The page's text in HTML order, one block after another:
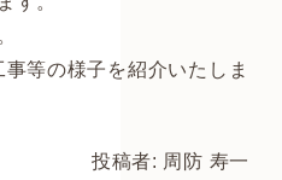
等の様子を紹介いたしま
投稿者: 周防 寿一